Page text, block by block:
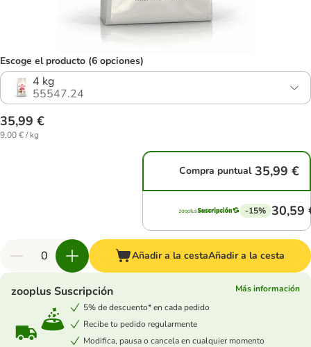
Escoge el producto (6 opciones)
4 kg
55547.24
35,99 €
9,00 € / kg
Compra puntual 35,99 €
-15% 30,59
Añadir a la cestaAñadir a la cesta
zooplus Suscripción
Más información
5% de descuento* en cada pedido
Recibe tu pedido regularmente
Modifica, pausa o cancela en cualquier momento